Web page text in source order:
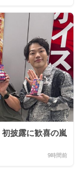
披露に歓喜の嵐
9時間前